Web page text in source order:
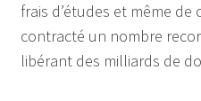
frais d’études et même
contracté un nombre
libérant des milliards de